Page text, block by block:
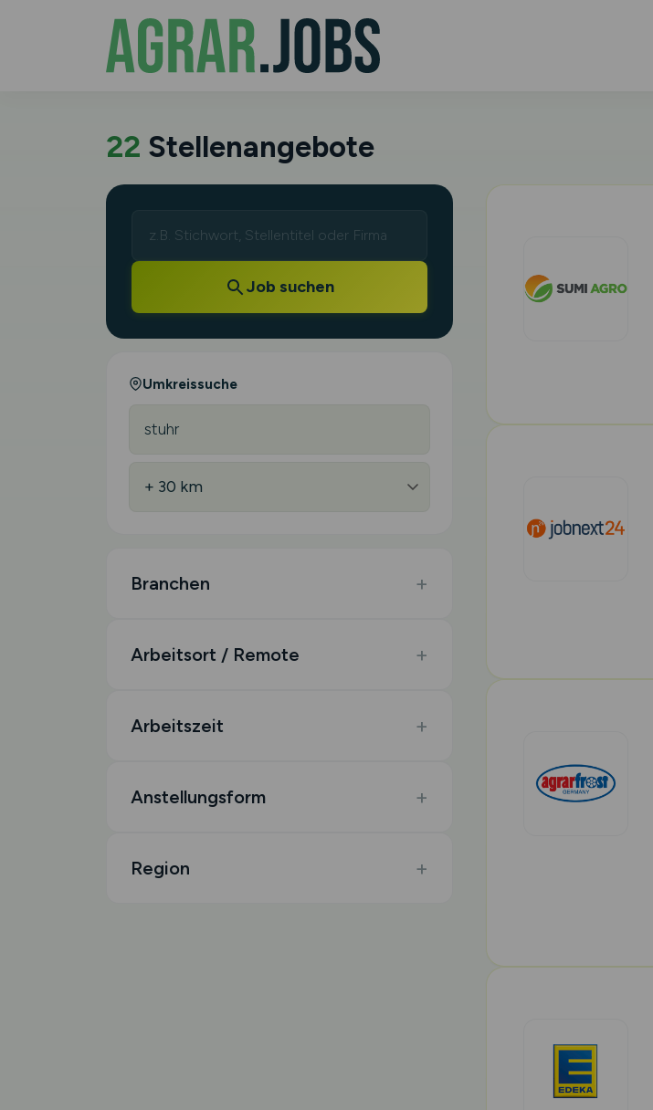
22 Stellenangebote
Job suchen
Umkreissuche
Branchen
Arbeitsort / Remote
Arbeitszeit
Anstellungsform
Region